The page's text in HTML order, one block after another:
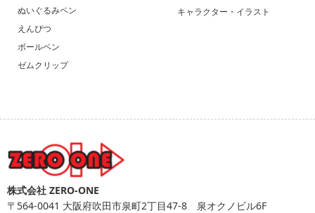
ぬいぐるみペン
えんぴつ
ボールペン
ゼムクリップ
キャラクター・イラスト
株式会社 ZERO-ONE
〒564-0041 大阪府吹田市泉町2丁目47-8 泉オクノビル6F